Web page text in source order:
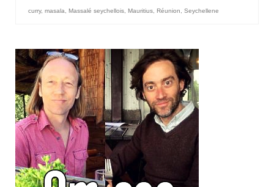
Bouquet garni
Cajunkrydder, mildt
Cajunkrydder, sterkt
Estragon
Guindillas
Herbes de Provence
curry, masala Massalé seychellois Mauritius Réunion Seychellene